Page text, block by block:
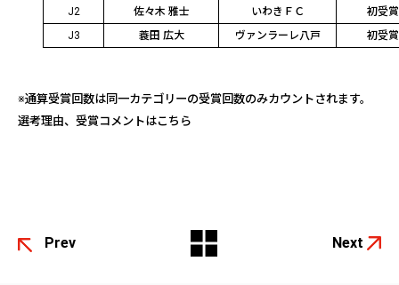
J2
佐々木 雅士 いわきＦＣ
初受賞
J3
蓑田 広大 ヴァンラーレ八戸 初受賞
※通算受賞回数は同一カテゴリーの受賞回数のみカウントされます。
選考理由、受賞コメントはこちら
Prev Next